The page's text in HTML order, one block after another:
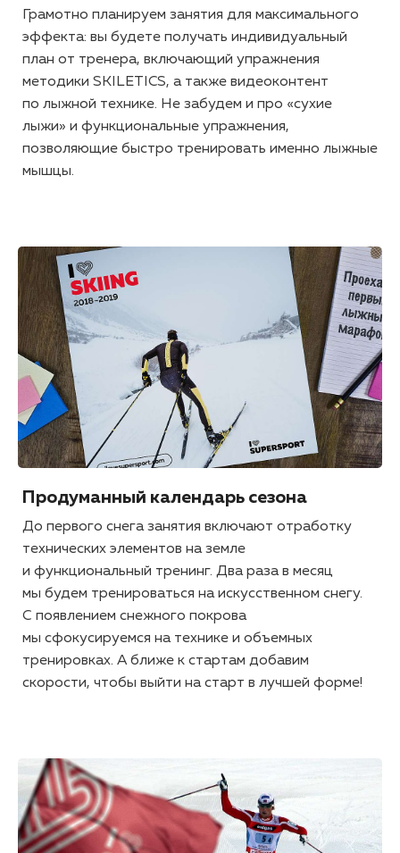
Грамотно планируем занятия для максимального
эффекта: вы будете получать индивидуальный
план от тренера, включающий упражнения
методики SKILETICS, а также видеоконтент
по лыжной технике. Не забудем и про «сухие
лыжи» и функциональные упражнения,
позволяющие быстро тренировать именно лыжные
мышцы.
Продуманный календарь сезона
До первого снега занятия включают отработку
технических элементов на земле
и функциональный тренинг. Два раза в месяц
мы будем тренироваться на искусственном снегу.
С появлением снежного покрова
мы сфокусируемся на технике и объемных
тренировках. А ближе к стартам добавим
скорости, чтобы выйти на старт в лучшей форме!